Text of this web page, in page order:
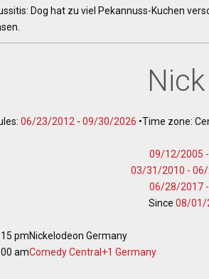
Dog hat zu viel Pekannuss-Kuchen
06/23/2012 - 09/30/2026 •Time zone:
09/12/2005
03/31/2010 -
06/28/2017
Since 08/01/
pmNickelodeon Germany
amComedy Central+1 Germany